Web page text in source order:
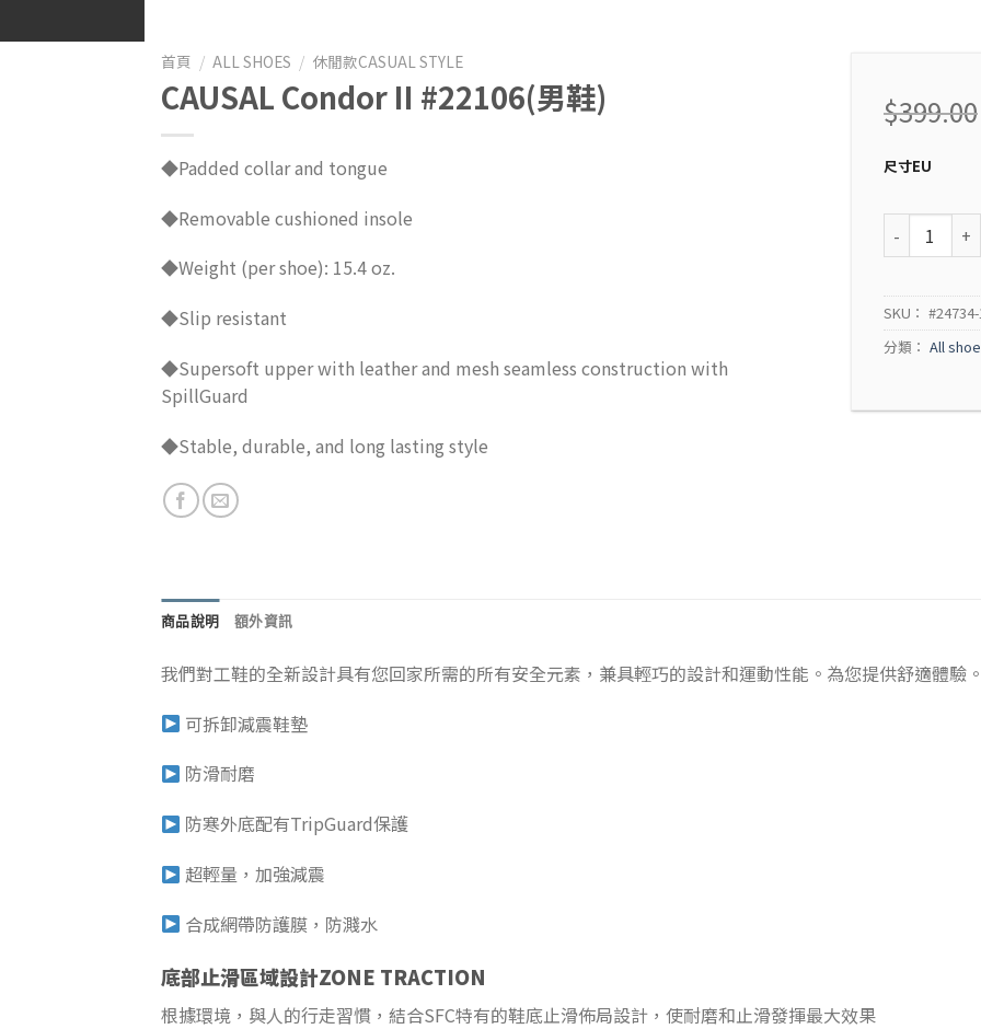
首頁 / ALL SHOES / 休閒款CASUAL STYLE
CAUSAL Condor II #22106(男鞋)
◆Padded collar and tongue
◆Removable cushioned insole
◆Weight (per shoe): 15.4 oz.
◆Slip resistant
◆Supersoft upper with leather and mesh seamless construction with
SpillGuard
◆Stable, durable, and long lasting style
$399.00
尺寸EU
CAUSAL
SKU：
分類： All
商品說明 額外資訊
我們對工鞋的全新設計具有您回家所需的所有安全元素，兼具輕巧的設計和運動性能。為您提供舒適體驗。
可拆卸減震鞋墊
防滑耐磨
防寒外底配有TripGuard保護
超輕量，加強減震
合成網帶防護膜，防濺水
底部止滑區域設計ZONE TRACTION
根據環境，與人的行走習慣，結合SFC特有的鞋底止滑佈局設計，使耐磨和止滑發揮最大效果